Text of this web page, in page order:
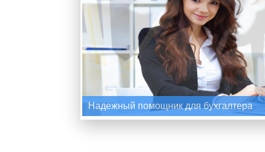
Надежный помощник для бухгалтера